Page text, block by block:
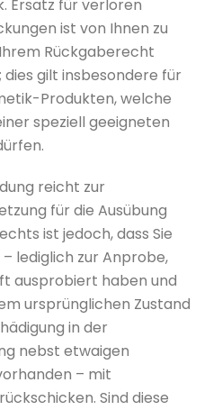
Ersatz für verloren
ist von Ihnen zu
Rückgaberecht
gilt insbesondere für
Produkten, welche
speziell geeigneten
reicht zur
für die Ausübung
ist jedoch, dass Sie
lediglich zur Anprobe,
ausprobiert haben und
ursprünglichen Zustand
in der
nebst etwaigen
– mit
Sind diese